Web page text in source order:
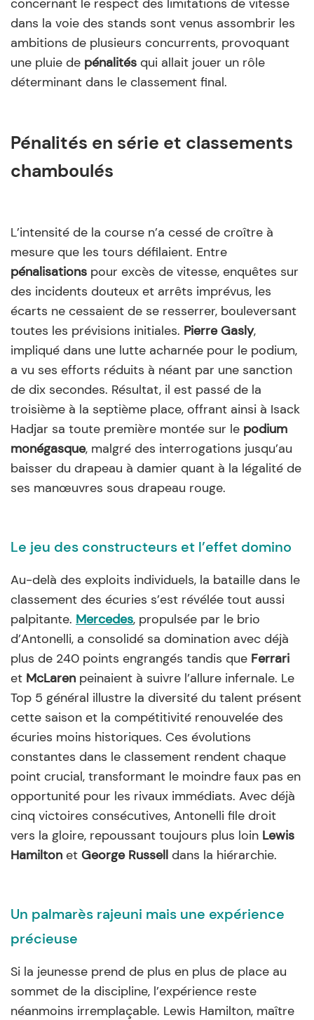
concernant le respect des limitations de vitesse
dans la voie des stands sont venus assombrir les
ambitions de plusieurs concurrents, provoquant
une pluie de pénalités qui allait jouer un rôle
déterminant dans le classement final.
Pénalités en série et classements
chamboulés
L’intensité de la course n’a cessé de croître à
mesure que les tours défilaient. Entre
pénalisations pour excès de vitesse, enquêtes sur
des incidents douteux et arrêts imprévus, les
écarts ne cessaient de se resserrer, bouleversant
toutes les prévisions initiales. Pierre Gasly,
impliqué dans une lutte acharnée pour le podium,
a vu ses efforts réduits à néant par une sanction
de dix secondes. Résultat, il est passé de la
troisième à la septième place, offrant ainsi à Isack
Hadjar sa toute première montée sur le podium
monégasque, malgré des interrogations jusqu’au
baisser du drapeau à damier quant à la légalité de
ses manœuvres sous drapeau rouge.
Le jeu des constructeurs et l’effet domino
Au-delà des exploits individuels, la bataille dans le
classement des écuries s’est révélée tout aussi
palpitante. Mercedes, propulsée par le brio
d’Antonelli, a consolidé sa domination avec déjà
plus de 240 points engrangés tandis que Ferrari
et McLaren peinaient à suivre l’allure infernale. Le
Top 5 général illustre la diversité du talent présent
cette saison et la compétitivité renouvelée des
écuries moins historiques. Ces évolutions
constantes dans le classement rendent chaque
point crucial, transformant le moindre faux pas en
opportunité pour les rivaux immédiats. Avec déjà
cinq victoires consécutives, Antonelli file droit
vers la gloire, repoussant toujours plus loin Lewis
Hamilton et George Russell dans la hiérarchie.
Un palmarès rajeuni mais une expérience
précieuse
Si la jeunesse prend de plus en plus de place au
sommet de la discipline, l’expérience reste
néanmoins irremplaçable. Lewis Hamilton, maître